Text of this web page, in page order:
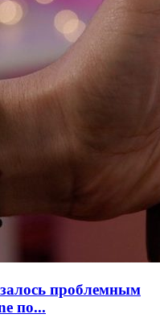
проблемным
по...